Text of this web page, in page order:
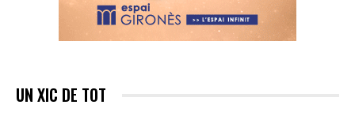
UN XIC DE TOT